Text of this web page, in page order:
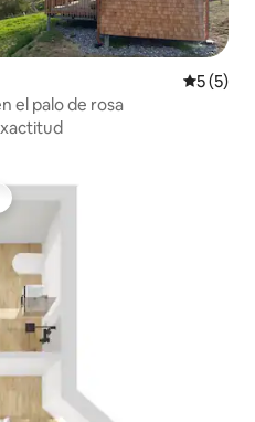
5 (5)
el palo de rosa